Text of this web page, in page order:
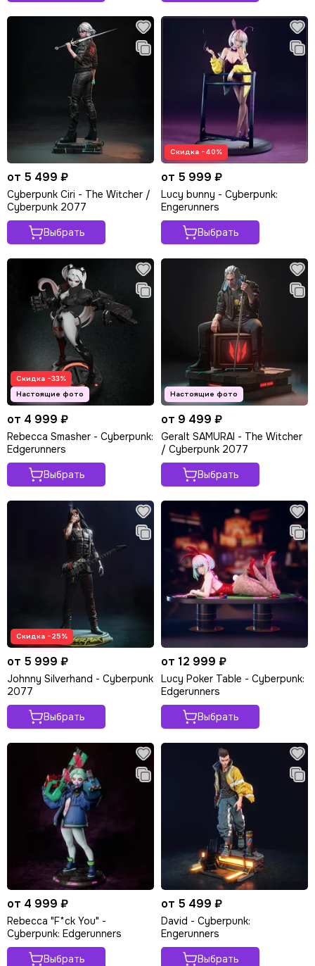
от 5 499 ₽
Cyberpunk Ciri - The Witcher /
Cyberpunk 2077
Выбрать
Скидка −40%
от 5 999 ₽
Lucy bunny - Cyberpunk:
Engerunners
Выбрать
Скидка −33%
от 4 999 ₽
Rebecca Smasher - Cyberpunk:
Edgerunners
Выбрать
от 9 499 ₽
Geralt SAMURAI - The Witcher
/ Cyberpunk 2077
Выбрать
Скидка −25%
от 5 999 ₽
Johnny Silverhand - Cyberpunk
2077
Выбрать
от 12 999 ₽
Lucy Poker Table - Cyberpunk:
Edgerunners
Выбрать
от 4 999 ₽
Rebecca "F*ck You" -
Cyberpunk: Edgerunners
Выбрать
от 5 499 ₽
David - Cyberpunk:
Engerunners
Выбрать